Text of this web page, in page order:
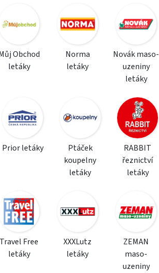
Obchod
letáky
Norma
letáky
Novák maso-
uzeniny
letáky
Prior letáky
Ptáček
koupelny
letáky
RABBIT
řeznictví
letáky
Travel Free
letáky
XXXLutz
letáky
ZEMAN
maso-
uzeniny